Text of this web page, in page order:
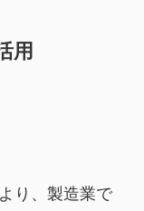
用
り、製造業で